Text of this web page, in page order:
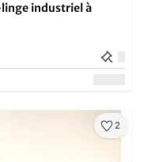
industriel à
2